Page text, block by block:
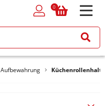
0
0
Aufbewahrung